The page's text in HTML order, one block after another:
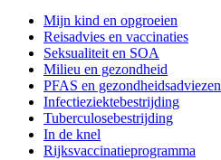
Mijn kind en opgroeien
Reisadvies en vaccinaties
Seksualiteit en SOA
Milieu en gezondheid
PFAS en gezondheidsadviezen
Infectieziektebestrijding
Tuberculosebestrijding
In de knel
Rijksvaccinatieprogramma